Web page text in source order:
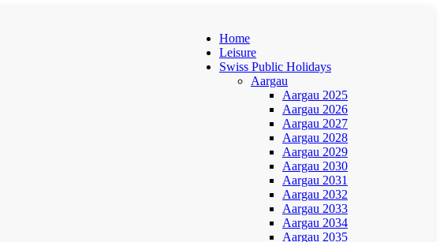
Home
Leisure
Swiss Public Holidays
Aargau
Aargau 2025
Aargau 2026
Aargau 2027
Aargau 2028
Aargau 2029
Aargau 2030
Aargau 2031
Aargau 2032
Aargau 2033
Aargau 2034
Aargau 2035